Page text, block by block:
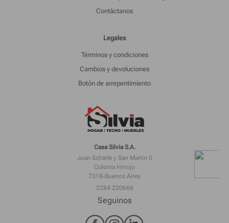
Contáctanos
Legales
Términos y condiciones
Cambios y devoluciones
Botón de arrepentimiento
Casa Silvia S.A.
Juan Scharle y San Martín 0
Colonia Hinojo
7318-Buenos Aires
2284 220668
Seguinos